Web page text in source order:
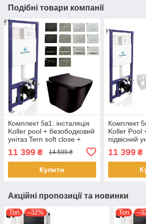
Подібні товари компанії
Комплект 5в1: інсталяція
Koller pool + безободковий
унітаз Tern soft close +
11 399 ₴ 14 599 ₴
Купити
Комплект
Koller Pool
підвісний
чорний +
11 399₴
Акційні пропозиції та новинки
Топ –32% Топ